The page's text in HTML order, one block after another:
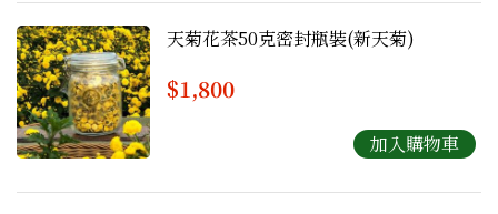
天菊花茶50克密封瓶裝(新天菊)
$1,800